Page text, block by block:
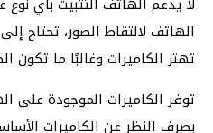
الهاتف لالتقاط الصور، تحتاج
تهتز الكاميرات وغالبًا ما تكون
توفر الكاميرات الموجودة على
بصرف النظر عن الكاميرات